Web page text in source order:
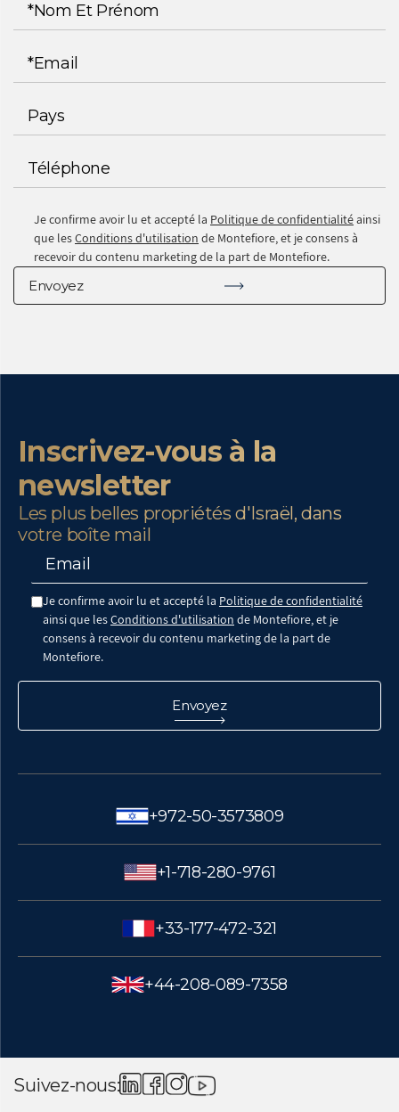
Je confirme avoir lu et accepté la Politique de confidentialitéainsi
que lesConditions d'utilisation de Montefiore, et je consens à
recevoir du contenu marketing de la part de Montefiore.
Inscrivez-vous à la
newsletter
Les plus belles propriétés d'Israël, dans
votre boîte mail
Je confirme avoir lu et accepté la Politique de confidentialité
ainsi que lesConditions d'utilisation de Montefiore, et je
consens à recevoir du contenu marketing de la part de
Montefiore.
+972-50-3573809
+1-718-280-9761
+33-177-472-321
+44-208-089-7358
Suivez-nous: